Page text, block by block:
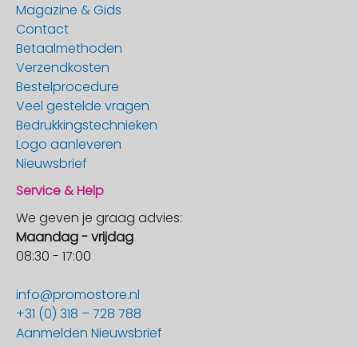
Magazine & Gids
Contact
Betaalmethoden
Verzendkosten
Bestelprocedure
Veel gestelde vragen
Bedrukkingstechnieken
Logo aanleveren
Nieuwsbrief
Service & Help
We geven je graag advies:
Maandag - vrijdag
08:30 - 17:00
info@promostore.nl
+31 (0) 318 – 728 788
Aanmelden Nieuwsbrief